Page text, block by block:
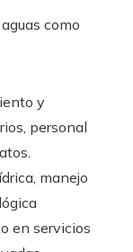
como
y
personal
manejo
en servicios